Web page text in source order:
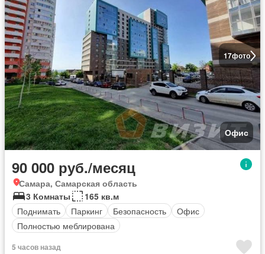
17фото
Офис
90 000 руб./месяц
Самара, Самарская область
3 Комнаты
165 кв.м
Поднимать
Паркинг Безопасность
Офис
Полностью меблирована
5 часов назад